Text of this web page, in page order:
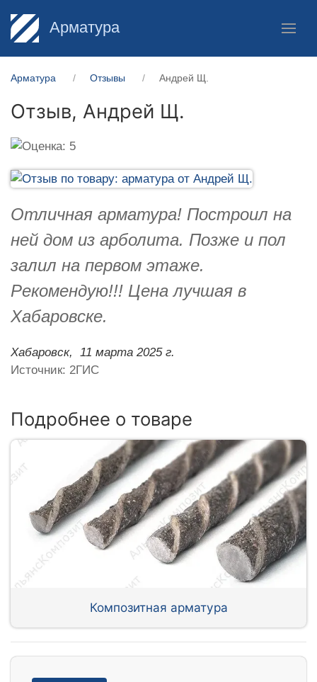
Арматура
Арматура Отзывы Андрей Щ.
Отзыв, Андрей Щ.
Отличная арматура! Построил на
ней дом из арболита. Позже и пол
залил на первом этаже.
Рекомендую!!! Цена лучшая в
Хабаровске.
Хабаровск,
11 марта 2025 г.
Источник: 2ГИС
Подробнее о товаре
Композитная арматура